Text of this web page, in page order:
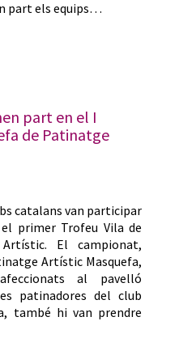
part els equips…
part en el I
de Patinatge
catalans van participar
primer Trofeu Vila de
El campionat,
Artístic Masquefa,
al pavelló
patinadores del club
també hi van prendre